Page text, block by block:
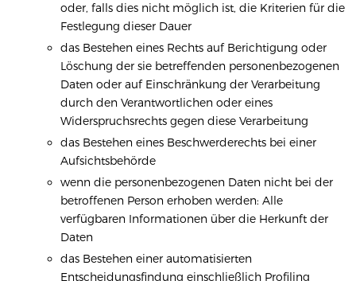
oder, falls dies nicht möglich ist, die Kriterien für die
Festlegung dieser Dauer
das Bestehen eines Rechts auf Berichtigung oder
Löschung der sie betreffenden personenbezogenen
Daten oder auf Einschränkung der Verarbeitung
durch den Verantwortlichen oder eines
Widerspruchsrechts gegen diese Verarbeitung
das Bestehen eines Beschwerderechts bei einer
Aufsichtsbehörde
wenn die personenbezogenen Daten nicht bei der
betroffenen Person erhoben werden: Alle
verfügbaren Informationen über die Herkunft der
Daten
das Bestehen einer automatisierten
Entscheidungsfindung einschließlich Profiling